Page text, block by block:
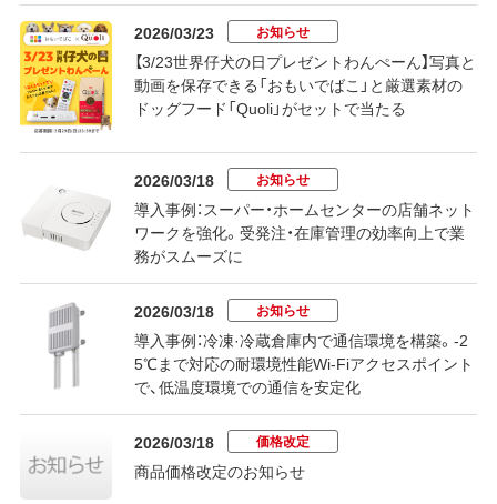
2026/03/23 お知らせ
【3/23世界仔犬の日プレゼントわんぺーん】写真と
動画を保存できる「おもいでばこ」と厳選素材の
ドッグフード「Quoli」がセットで当たる
2026/03/18 お知らせ
導入事例：スーパー・ホームセンターの店舗ネット
ワークを強化。受発注・在庫管理の効率向上で業
務がスムーズに
2026/03/18 お知らせ
導入事例：冷凍·冷蔵倉庫内で通信環境を構築。-2
5℃まで対応の耐環境性能Wi-Fiアクセスポイント
で、低温度環境での通信を安定化
2026/03/18 価格改定
商品価格改定のお知らせ